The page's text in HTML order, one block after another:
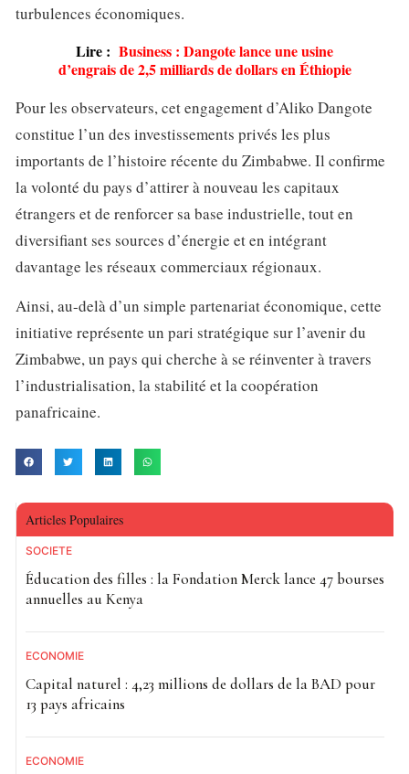
turbulences économiques.
Lire : Business : Dangote lance une usine
d’engrais de 2,5 milliards de dollars en Éthiopie
Pour les observateurs, cet engagement d’Aliko Dangote
constitue l’un des investissements privés les plus
importants de l’histoire récente du Zimbabwe. Il confirme
la volonté du pays d’attirer à nouveau les capitaux
étrangers et de renforcer sa base industrielle, tout en
diversifiant ses sources d’énergie et en intégrant
davantage les réseaux commerciaux régionaux.
Ainsi, au-delà d’un simple partenariat économique, cette
initiative représente un pari stratégique sur l’avenir du
Zimbabwe, un pays qui cherche à se réinventer à travers
l’industrialisation, la stabilité et la coopération
panafricaine.
Articles Populaires
SOCIETE
Éducation des filles : la Fondation Merck lance 47 bourses
annuelles au Kenya
ECONOMIE
Capital naturel : 4,23 millions de dollars de la BAD pour
13 pays africains
ECONOMIE